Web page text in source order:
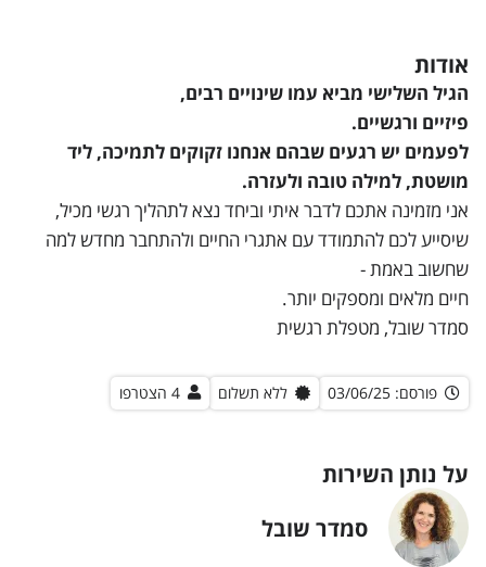
אודות
הגיל השלישי מביא עמו שינויים רבים,
פיזיים ורגשיים.
לפעמים יש רגעים שבהם אנחנו זקוקים לתמיכה, ליד
מושטת, למילה טובה ולעזרה.
אני מזמינה אתכם לדבר איתי וביחד נצא לתהליך רגשי מכיל,
שיסייע לכם להתמודד עם אתגרי החיים ולהתחבר מחדש למה
שחשוב באמת -
חיים מלאים ומספקים יותר.
סמדר שובל, מטפלת רגשית
פורסם: 03/06/25 ללא תשלום 4 הצטרפו
על נותן השירות
סמדר שובל
סמדר שובל